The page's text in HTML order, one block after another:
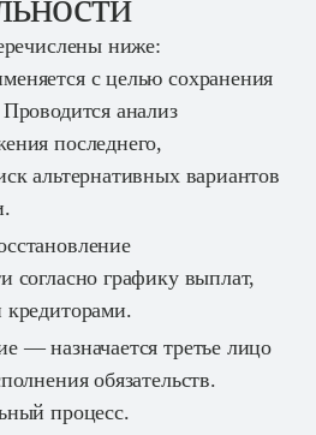
ниже:
с целью сохранения
анализ
последнего,
альтернативных вариантов
согласно графику выплат,
кредиторами.
— назначается третье лицо
обязательств.
процесс.